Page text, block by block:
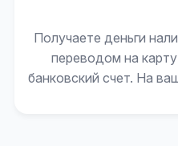
Получаете деньги
переводом на
банковский счет. На